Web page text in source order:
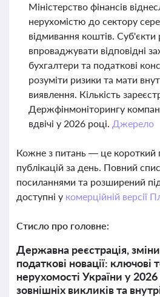
Міністерство фінансів
нерухомістю до сектору
відмивання коштів.
впроваджувати відповідні
бухгалтери та податкові
розуміти ризики та мати
виявлення. Кількість
Держфінмоніторингу
вдвічі у 2026 році. Джерело
Кожне з питань — це короткий
публікацій за день. Повний
посиланнями та розширений
доступні у комерційній версії
Стисло про головне:
Державна реєстрація,
податкові новації: ключові
нерухомості України у 2026
зовнішніх викликів та